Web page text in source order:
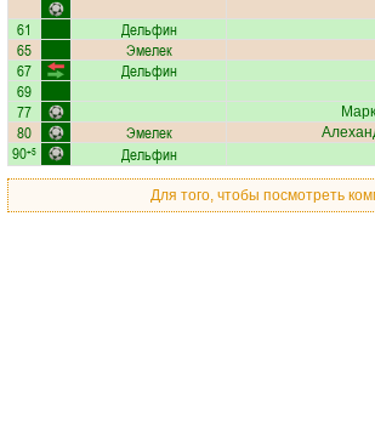
61 Дельфин
65 Эмелек
67 Дельфин
69
77
80 Эмелек
90+5 Дельфин
Для того, чтобы посмотреть